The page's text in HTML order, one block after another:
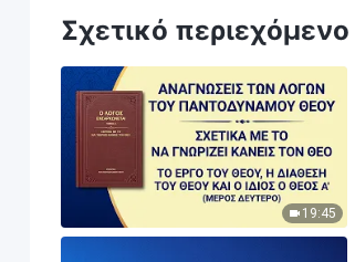
Σχετικό περιεχόμενο
19:45